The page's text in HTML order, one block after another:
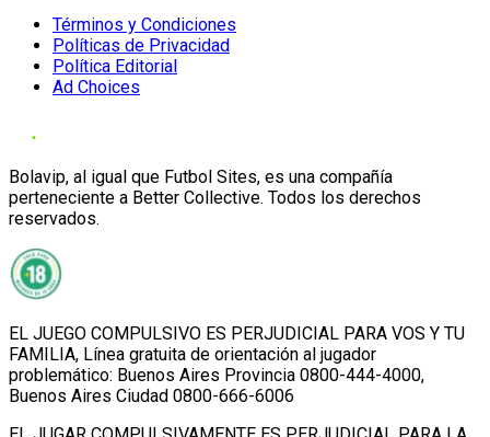
Términos y Condiciones
Políticas de Privacidad
Política Editorial
Ad Choices
Bolavip, al igual que Futbol Sites, es una compañía
perteneciente a Better Collective. Todos los derechos
reservados.
EL JUEGO COMPULSIVO ES PERJUDICIAL PARA VOS Y TU
FAMILIA, Línea gratuita de orientación al jugador
problemático: Buenos Aires Provincia 0800-444-4000,
Buenos Aires Ciudad 0800-666-6006